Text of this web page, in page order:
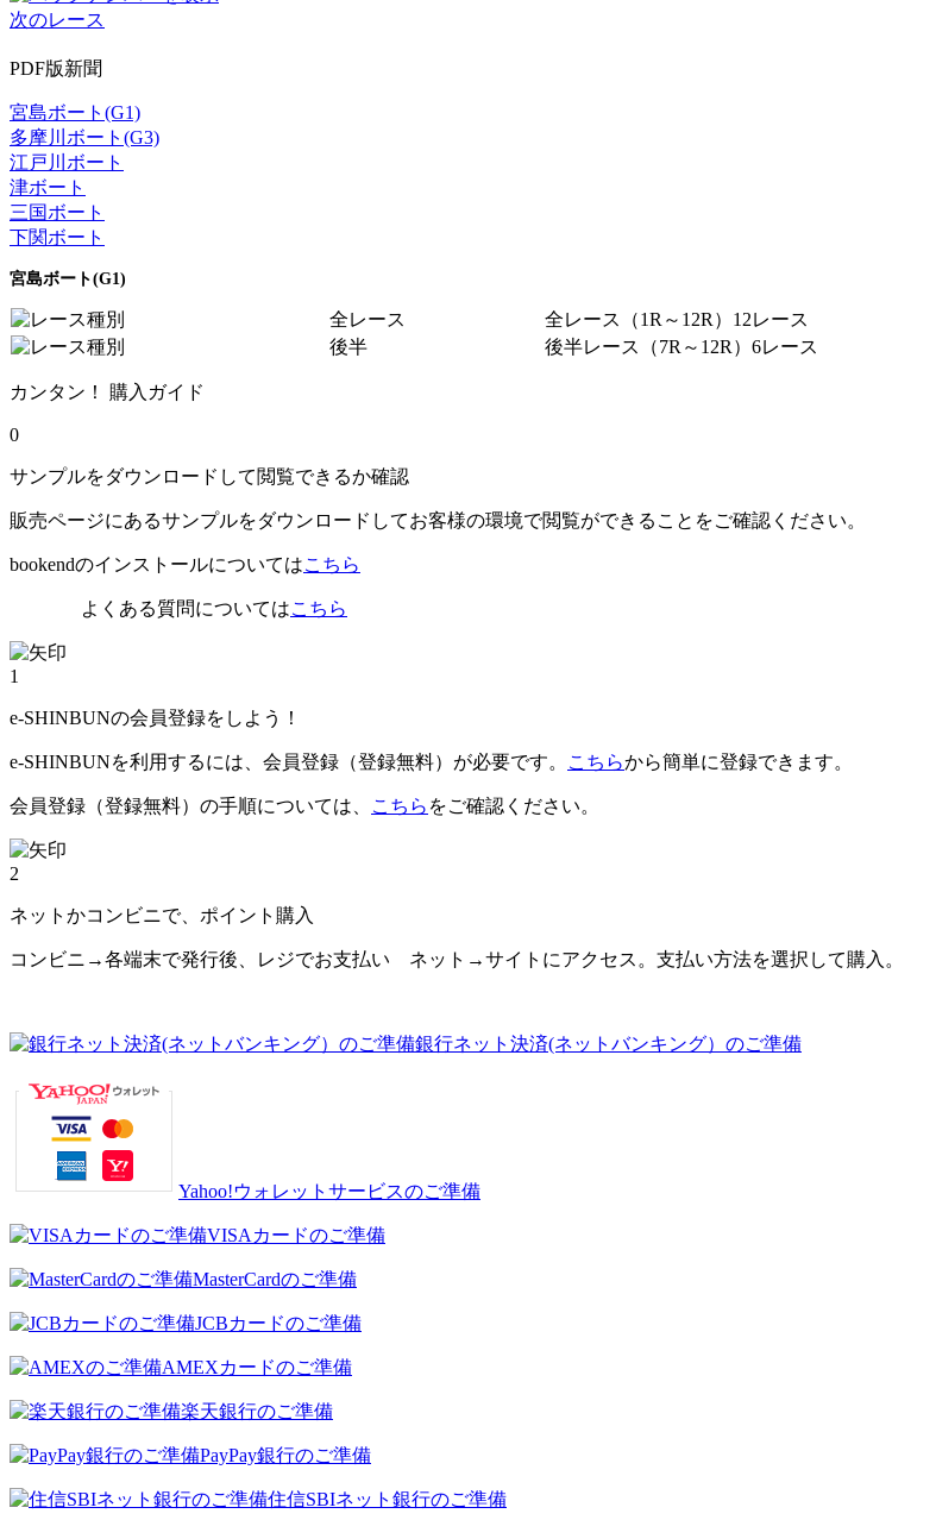
次のレース
PDF版新聞
宮島ボート(G1)
多摩川ボート(G3)
江戸川ボート
津ボート
三国ボート
下関ボート
宮島ボート(G1)
全レース 全レース（1R～12R）12レース
後半
後半レース（7R～12R）6レース
カンタン！ 購入ガイド
0
サンプルをダウンロードして閲覧できるか確認
販売ページにあるサンプルをダウンロードしてお客様の環境で閲覧ができることをご確認ください。
bookendのインストールについてはこちら
よくある質問についてはこちら
1
e-SHINBUNの会員登録をしよう！
e-SHINBUNを利用するには、会員登録（登録無料）が必要です。 こちらから簡単に登録できます。
会員登録（登録無料）の手順については、 こちら をご確認ください。
2
ネットかコンビニで、ポイント購入
コンビニ→各端末で発行後、レジでお支払い ネット→サイトにアクセス。支払い方法を選択して購入。
銀行ネット決済(ネットバンキング）のご準備
Yahoo!ウォレットサービスのご準備
VISAカードのご準備
MasterCardのご準備
JCBカードのご準備
AMEXカードのご準備
楽天銀行のご準備
PayPay銀行のご準備
住信SBIネット銀行のご準備